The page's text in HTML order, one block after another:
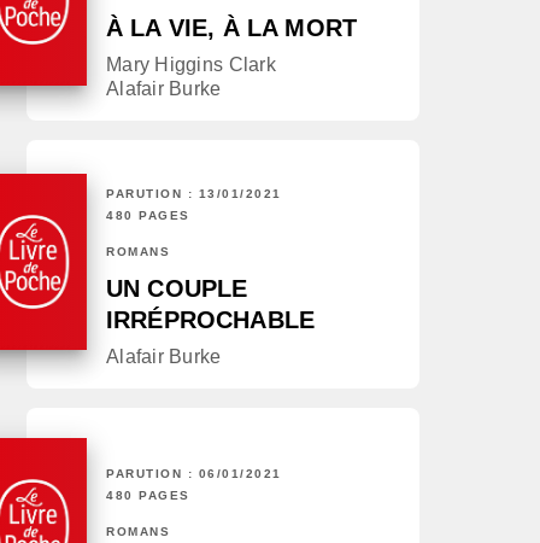
À LA VIE, À LA MORT
Mary Higgins Clark
Alafair Burke
PARUTION : 13/01/2021
480 PAGES
ROMANS
UN COUPLE
IRRÉPROCHABLE
Alafair Burke
PARUTION : 06/01/2021
480 PAGES
ROMANS